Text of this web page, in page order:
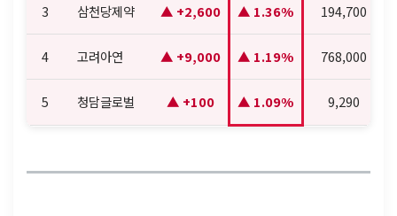
3 삼천당제약 +2,600 1.36% 194,700
4 고려아연 +9,000 1.19% 768,000
5 청담글로벌 +100 1.09% 9,290